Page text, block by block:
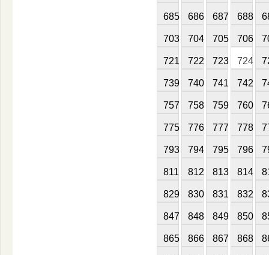
685 686 687 688
703 704 705 706
721 722 723 724
739 740 741 742
757 758 759 760
775 776 777 778
793 794 795 796
811 812 813 814
829 830 831 832
847 848 849 850
865 866 867 868